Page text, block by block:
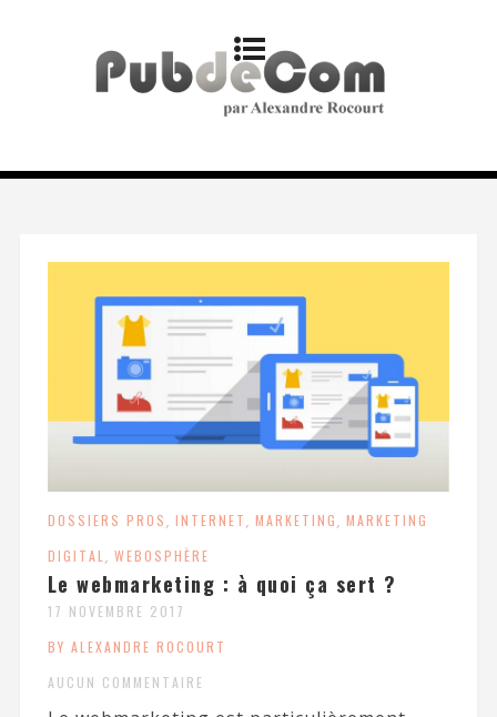
DOSSIERS PROS, INTERNET, MARKETING, MARKETING
DIGITAL, WEBOSPHÈRE
Le webmarketing : à quoi ça sert ?
17 NOVEMBRE 2017
BY ALEXANDRE ROCOURT
AUCUN COMMENTAIRE